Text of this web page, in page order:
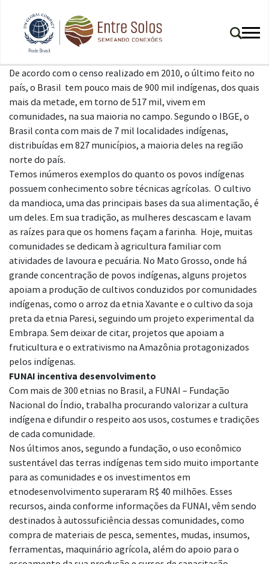
De acordo com o censo realizado em 2010, o último feito no
país, o Brasil tem pouco mais de 900 mil indígenas, dos quais
mais da metade, em torno de 517 mil, vivem em
comunidades, na sua maioria no campo. Segundo o IBGE, o
Brasil conta com mais de 7 mil localidades indígenas,
distribuídas em 827 municípios, a maioria deles na região
norte do país.
Temos inúmeros exemplos do quanto os povos indígenas
possuem conhecimento sobre técnicas agrícolas. O cultivo
da mandioca, uma das principais bases da sua alimentação, é
um deles. Em sua tradição, as mulheres descascam e lavam
as raízes para que os homens façam a farinha. Hoje, muitas
comunidades se dedicam à agricultura familiar com
atividades de lavoura e pecuária. No Mato Grosso, onde há
grande concentração de povos indígenas, alguns projetos
apoiam a produção de cultivos conduzidos por comunidades
indígenas, como o arroz da etnia Xavante e o cultivo da soja
preta da etnia Paresi, seguindo um projeto experimental da
Embrapa. Sem deixar de citar, projetos que apoiam a
fruticultura e o extrativismo na Amazônia protagonizados
pelos indígenas.
FUNAI incentiva desenvolvimento
Com mais de 300 etnias no Brasil, a FUNAI – Fundação
Nacional do Índio, trabalha procurando valorizar a cultura
indígena e difundir o respeito aos usos, costumes e tradições
de cada comunidade.
Nos últimos anos, segundo a fundação, o uso econômico
sustentável das terras indígenas tem sido muito importante
para as comunidades e os investimentos em
etnodesenvolvimento superaram R$ 40 milhões. Esses
recursos, ainda conforme informações da FUNAI, vêm sendo
destinados à autossuficiência dessas comunidades, como
compra de materiais de pesca, sementes, mudas, insumos,
ferramentas, maquinário agrícola, além do apoio para o